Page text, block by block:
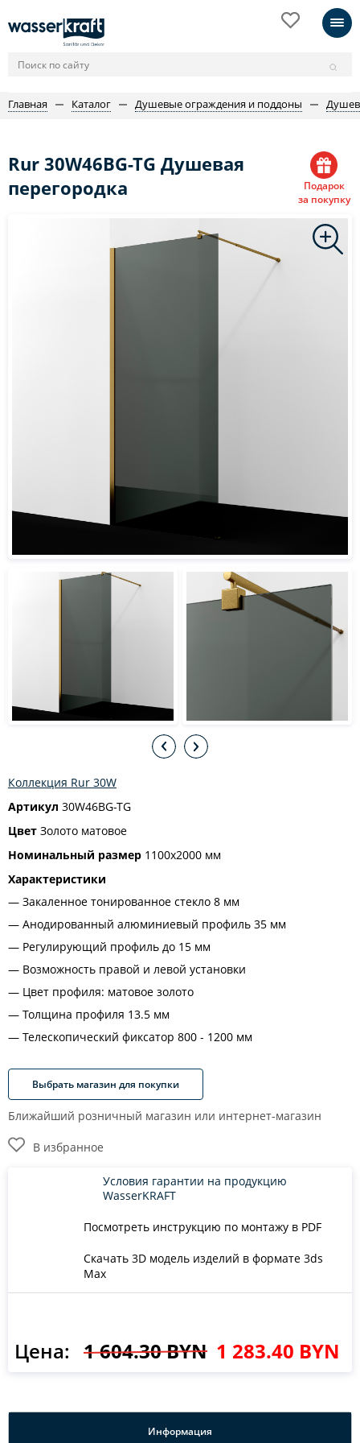
Главная Каталог Душевые ограждения и поддоны
Rur 30W46BG-TG Душевая
перегородка
Подарок
за покупку
Коллекция Rur 30W
Артикул 30W46BG-TG
Цвет Золото матовое
Номинальный размер 1100х2000 мм
Характеристики
Закаленное тонированное стекло 8 мм
Анодированный алюминиевый профиль 35 мм
Регулирующий профиль до 15 мм
Возможность правой и левой установки
Цвет профиля: матовое золото
Толщина профиля 13.5 мм
Телескопический фиксатор 800 - 1200 мм
Выбрать магазин для покупки
Ближайший розничный магазин или интернет-магазин
В избранное
Посмотреть инструкцию по монтажу в PDF
Скачать 3D модель изделий в формате 3ds
Max
Условия гарантии на продукцию
WasserKRAFT
Цена: 1 604.30 BYN 1 283.40 BYN
Информация